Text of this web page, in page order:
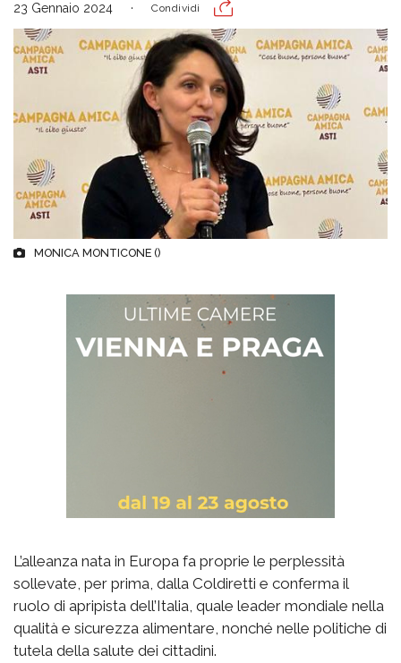
23 Gennaio 2024 Condividi
MONICA MONTICONE ()
L’alleanza nata in Europa fa proprie le perplessità
sollevate, per prima, dalla Coldiretti e conferma il
ruolo di apripista dell’Italia, quale leader mondiale nella
qualità e sicurezza alimentare, nonché nelle politiche di
tutela della salute dei cittadini.